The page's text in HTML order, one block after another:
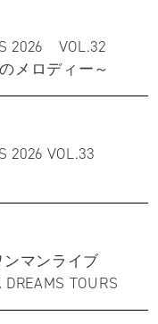
2026 VOL.32
メロディー～
2026 VOL.33
ンマンライブ
TOURS